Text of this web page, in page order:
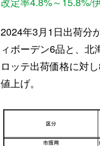
2024年3月1日出荷分
ィボーデン6品と、
ロッテ出荷価格に対
値上げ。